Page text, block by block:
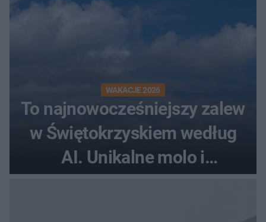
WAKACJE 2026
To najnowocześniejszy zalew
w Świętokrzyskiem według
AI. Unikalne molo i
promenada